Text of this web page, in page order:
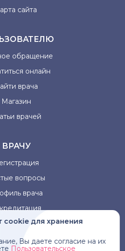
cookie для хранения
Вы даете согласие на их
Пользовательское
сайта
обращение
онлайн
врача
Магазин
врачей
ВРАЧУ
вопросы
врача
на сайте, не может быть
диагноза, назначения